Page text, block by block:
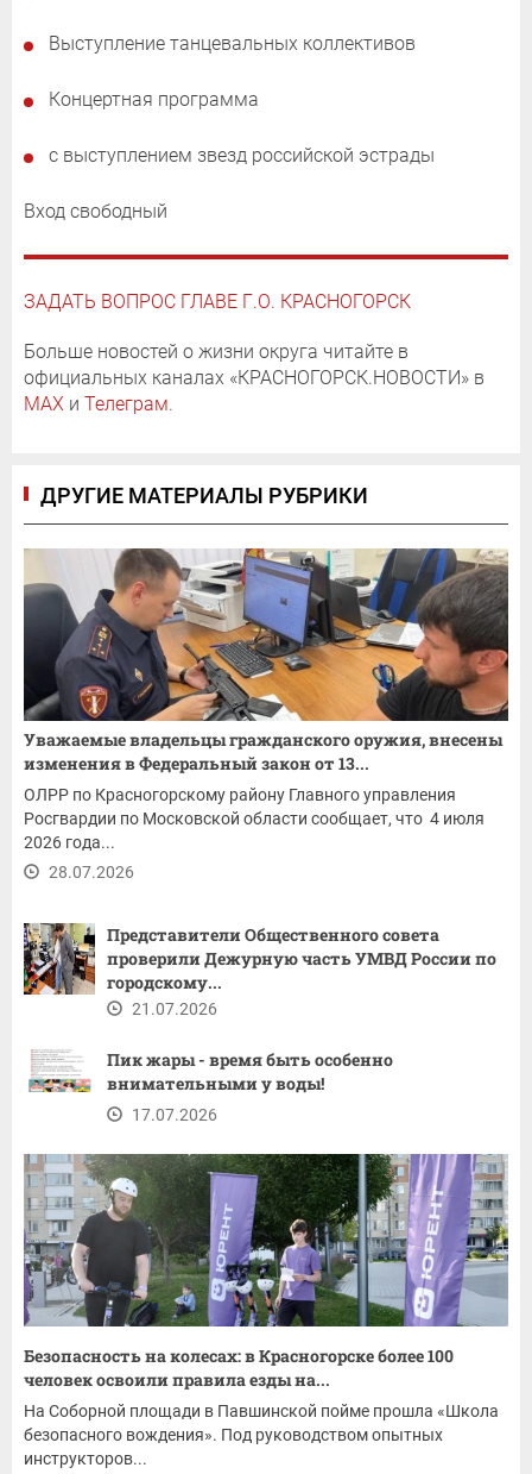
Выступление танцевальных коллективов
Концертная программа
с выступлением звезд российской эстрады
Вход свободный
ЗАДАТЬ ВОПРОС ГЛАВЕ Г.О. КРАСНОГОРСК
Больше новостей о жизни округа читайте в
официальных каналах «КРАСНОГОРСК.НОВОСТИ» в
MAX и Телеграм.
ДРУГИЕ МАТЕРИАЛЫ РУБРИКИ
Уважаемые владельцы гражданского оружия, внесены
изменения в Федеральный закон от 13...
ОЛРР по Красногорскому району Главного управления
Росгвардии по Московской области сообщает, что 4 июля
2026 года...
28.07.2026
Представители Общественного совета
проверили Дежурную часть УМВД России по
городскому...
21.07.2026
Пик жары - время быть особенно
внимательными у воды!
17.07.2026
Безопасность на колесах: в Красногорске более 100
человек освоили правила езды на...
На Соборной площади в Павшинской пойме прошла «Школа
безопасного вождения». Под руководством опытных
инструкторов...